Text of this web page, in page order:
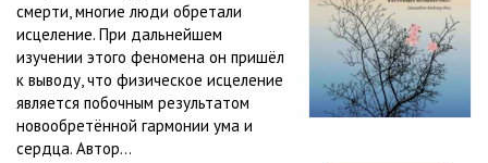
смерти, многие люди обретали
исцеление. При дальнейшем
изучении этого феномена он пришёл
к выводу, что физическое исцеление
является побочным результатом
новообретённой гармонии ума и
сердца. Автор...